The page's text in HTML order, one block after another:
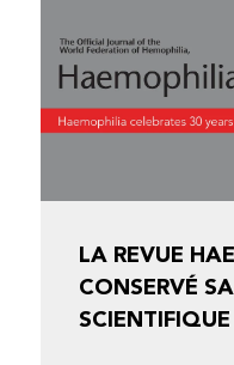
LA REVUE
CONSERVÉ